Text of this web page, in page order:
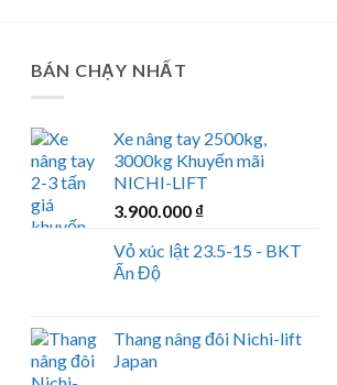
BÁN CHẠY NHẤT
Xe nâng tay 2500kg,
3000kg Khuyến mãi
NICHI-LIFT
3.900.000 ₫
Vỏ xúc lật 23.5-15 - BKT
Ấn Độ
Thang nâng đôi Nichi-lift
Japan